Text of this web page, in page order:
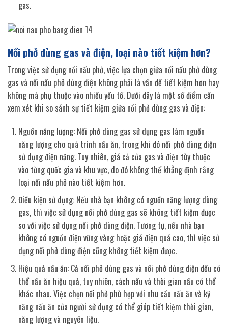
gas.
Nồi phở dùng gas và điện, loại nào tiết kiệm hơn?
Trong việc sử dụng nồi nấu phở, việc lựa chọn giữa nồi nấu phở dùng
gas và nồi nấu phở dùng điện không phải là vấn đề tiết kiệm hơn hay
không mà phụ thuộc vào nhiều yếu tố. Dưới đây là một số điểm cần
xem xét khi so sánh sự tiết kiệm giữa nồi phở dùng gas và điện:
Nguồn năng lượng: Nồi phở dùng gas sử dụng gas làm nguồn
năng lượng cho quá trình nấu ăn, trong khi đó nồi phở dùng điện
sử dụng điện năng. Tuy nhiên, giá cả của gas và điện tùy thuộc
vào từng quốc gia và khu vực, do đó không thể khẳng định rằng
loại nồi nấu phở nào tiết kiệm hơn.
Điều kiện sử dụng: Nếu nhà bạn không có nguồn năng lượng dùng
gas, thì việc sử dụng nồi phở dùng gas sẽ không tiết kiệm được
so với việc sử dụng nồi phở dùng điện. Tương tự, nếu nhà bạn
không có nguồn điện vững vàng hoặc giá điện quá cao, thì việc sử
dụng nồi phở dùng điện cũng không tiết kiệm được.
Hiệu quả nấu ăn: Cả nồi phở dùng gas và nồi phở dùng điện đều có
thể nấu ăn hiệu quả, tuy nhiên, cách nấu và thời gian nấu có thể
khác nhau. Việc chọn nồi phở phù hợp với nhu cầu nấu ăn và kỹ
năng nấu ăn của người sử dụng có thể giúp tiết kiệm thời gian,
năng lượng và nguyên liệu.